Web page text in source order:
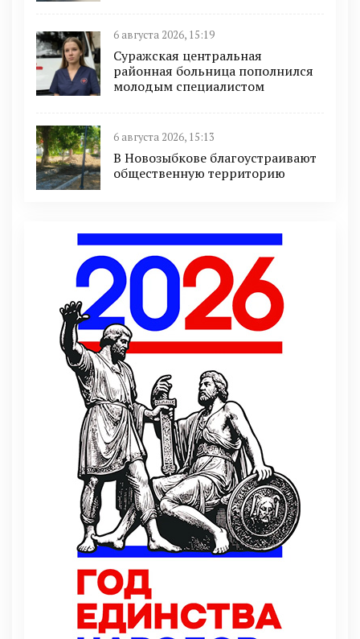
6 августа 2026, 15:19
Суражская центральная
районная больница пополнился
молодым специалистом
6 августа 2026, 15:13
В Новозыбкове благоустраивают
общественную территорию